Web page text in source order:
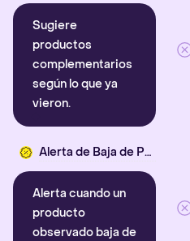
Sugiere
productos
complementarios
según lo que ya
vieron.
Alerta de Baja de Precio
Alerta cuando un
producto
observado baja de